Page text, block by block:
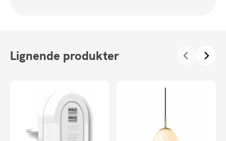
Lignende produkter